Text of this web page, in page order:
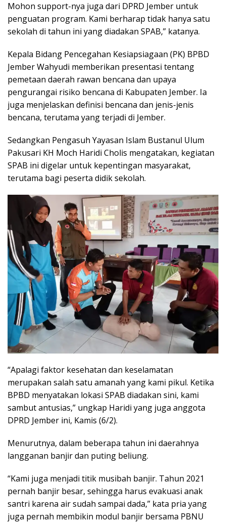
Mohon support-nya juga dari DPRD Jember untuk
penguatan program. Kami berharap tidak hanya satu
sekolah di tahun ini yang diadakan SPAB,” katanya.
Kepala Bidang Pencegahan Kesiapsiagaan (PK) BPBD
Jember Wahyudi memberikan presentasi tentang
pemetaan daerah rawan bencana dan upaya
pengurangai risiko bencana di Kabupaten Jember. Ia
juga menjelaskan definisi bencana dan jenis-jenis
bencana, terutama yang terjadi di Jember.
Sedangkan Pengasuh Yayasan Islam Bustanul Ulum
Pakusari KH Moch Haridi Cholis mengatakan, kegiatan
SPAB ini digelar untuk kepentingan masyarakat,
terutama bagi peserta didik sekolah.
“Apalagi faktor kesehatan dan keselamatan
merupakan salah satu amanah yang kami pikul. Ketika
BPBD menyatakan lokasi SPAB diadakan sini, kami
sambut antusias,” ungkap Haridi yang juga anggota
DPRD Jember ini, Kamis (6/2).
Menurutnya, dalam beberapa tahun ini daerahnya
langganan banjir dan puting beliung.
“Kami juga menjadi titik musibah banjir. Tahun 2021
pernah banjir besar, sehingga harus evakuasi anak
santri karena air sudah sampai dada,” kata pria yang
juga pernah membikin modul banjir bersama PBNU